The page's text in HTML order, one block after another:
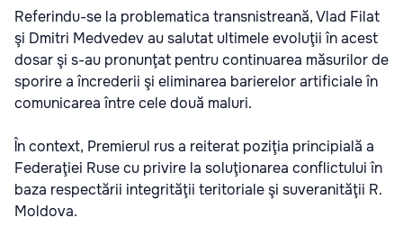
Referindu-se la problematica transnistreană, Vlad Filat
şi Dmitri Medvedev au salutat ultimele evoluţii în acest
dosar şi s-au pronunţat pentru continuarea măsurilor de
sporire a încrederii şi eliminarea barierelor artificiale în
comunicarea între cele două maluri.
În context, Premierul rus a reiterat poziţia principială a
Federaţiei Ruse cu privire la soluţionarea conflictului în
baza respectării integrităţii teritoriale şi suveranităţii R.
Moldova.